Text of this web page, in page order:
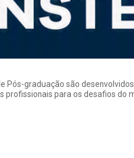
Pós-graduação são
profissionais para os desafios do